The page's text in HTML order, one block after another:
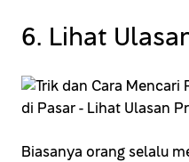
6. Lihat
Biasanya orang selalu